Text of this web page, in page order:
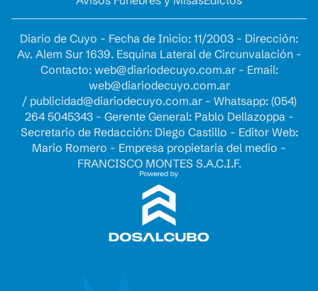
Diario de Cuyo - Fecha de Inicio: 11/2003 - Dirección:
Av. Alem Sur 1639. Esquina Lateral de Circunvalación -
Contacto: web@diariodecuyo.com.ar- Email:
web@diariodecuyo.com.ar
/ publicidad@diariodecuyo.com.ar- Whatsapp: (054)
264 5045343 - Gerente General: Pablo Dellazoppa -
Secretario de Redacción: Diego Castillo - Editor Web:
Mario Romero - Empresa propietaria del medio -
FRANCISCO MONTES S.A.C.I.F.